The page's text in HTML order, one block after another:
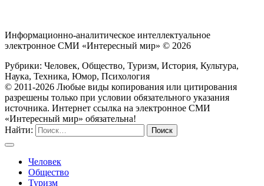
Информационно-аналитическое интеллектуальное
электронное СМИ «Интересный мир» © 2026
Рубрики: Человек, Общество, Туризм, История, Культура,
Наука, Техника, Юмор, Психология
© 2011-2026 Любые виды копирования или цитирования
разрешены только при условии обязательного указания
источника. Интернет ссылка на электронное СМИ
«Интересный мир» обязательна!
Найти:
Человек
Общество
Туризм